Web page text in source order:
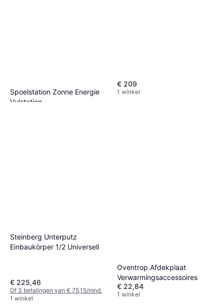
Spoelstation Zonne Energie
Vulstation
€ 209
1 winkel
Steinberg Unterputz
Einbaukörper 1/2 Universell
€ 225,46
Of 3 betalingen van € 75,15/mnd.
1 winkel
Oventrop Afdekplaat
Verwarmingsaccessoires
€ 22,84
1 winkel